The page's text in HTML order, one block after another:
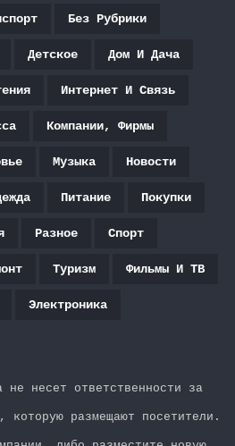
Без Рубрики
Детское Дом И Дача
Интернет И Связь
Компании, Фирмы
Музыка Новости
Питание Покупки
Разное Спорт
Туризм Фильмы И ТВ
Электроника
не несет ответственности за
которую размещают посетители.